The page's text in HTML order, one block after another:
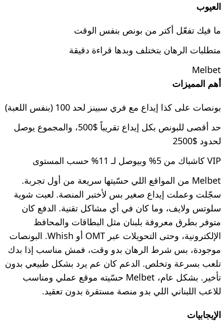
العيوب
ما فيك تفعّل أكتر من بونص بنفس الوقت
متطلبات الرهان بتختلف وبدها قراءة دقيقة
Melbet
أهم المميزات
بونصات على كذا إيداع مع فري سبينز لحد 100 (بنفس اللعبة)
حد أقصى للبونص بكل إيداع تقريباً $500، والمجموع يوصل
لحدود $2500
VIP كاشباك من 5% وبيوصل لـ 11% حسب المستوى
Melbet من المواقع اللي حسّيتها سريعة من أول تجربة.
سجّلت وعملت إيداع صغير بس لأختبر المنصة. لعبت شوية
سلوتس ولايف، وما كان في أي مشاكل تقنية. الدفع كان
متوفر بطرق معروفة بلبنان مثل البطاقات والمحافظ
الإلكترونية، وحتى التحويلات عبر OMT أو Whish. البونصات
موجودة، بس شرط الرهان بدو وقت، فمش مناسب إذا بدك
تلعب بسرعة وتخلص. الدعم كان عم يرد بشكل طبيعي بدون
تأخير. بشكل عام، Melbet حسّيته موقع عملي ومناسب
للاعب اللبناني اللي بدو منصة مستقرة بدون تعقيد.
الإيجابيات